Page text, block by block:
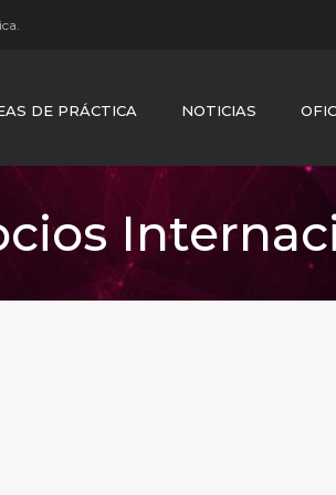
DE PRÁCTICA NOTICIAS